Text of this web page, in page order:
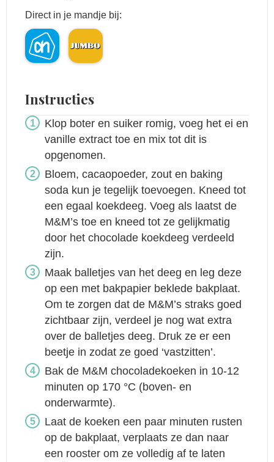
Direct in je mandje bij:
Instructies
Klop boter en suiker romig, voeg het ei en
vanille extract toe en mix tot dit is
opgenomen.
Bloem, cacaopoeder, zout en baking
soda kun je tegelijk toevoegen. Kneed tot
een egaal koekdeeg. Voeg als laatst de
M&M’s toe en kneed tot ze gelijkmatig
door het chocolade koekdeeg verdeeld
zijn.
Maak balletjes van het deeg en leg deze
op een met bakpapier beklede bakplaat.
Om te zorgen dat de M&M’s straks goed
zichtbaar zijn, verdeel je nog wat extra
over de balletjes deeg. Druk ze er een
beetje in zodat ze goed ‘vastzitten’.
Bak de M&M chocoladekoeken in 10-12
minuten op 170 °C (boven- en
onderwarmte).
Laat de koeken een paar minuten rusten
op de bakplaat, verplaats ze dan naar
een rooster om ze volledig af te laten